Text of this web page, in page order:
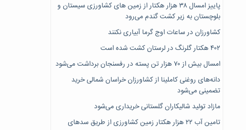
پاییز امسال ۳۸ هزار هکتار از زمین های کشاورزی سیستان و
بلوچستان به زیر کشت گندم می‌رود
کشاورزان در ساعات اوج گرما آبیاری نکنند
۴۰۲ هکتار گلرنگ در لرستان کشت شده است
امسال بیش از ۷۰ هزار تن پسته در رفسنجان برداشت می‌شود
دانه‌های روغنی کاملینا از کشاورزان خراسان شمالی خرید
تضمینی می‌شود
مازاد تولید شالیکاران گلستانی خریداری می‌شود
تامین آب ۲۲ هزار هکتار زمین کشاورزی از طریق سدهای